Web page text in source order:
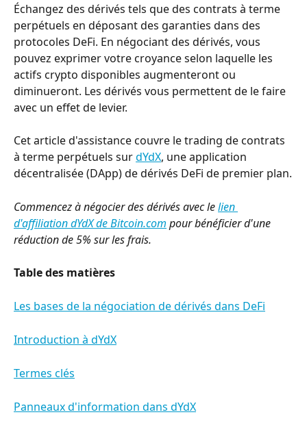
Échangez des dérivés tels que des contrats à terme
perpétuels en déposant des garanties dans des
protocoles DeFi. En négociant des dérivés, vous
pouvez exprimer votre croyance selon laquelle les
actifs crypto disponibles augmenteront ou
diminueront. Les dérivés vous permettent de le faire
avec un effet de levier.
Cet article d'assistance couvre le trading de contrats
à terme perpétuels sur dYdX, une application
décentralisée (DApp) de dérivés DeFi de premier plan.
Commencez à négocier des dérivés avec le lien
d'affiliation dYdX de Bitcoin.com pour bénéficier d'une
réduction de 5% sur les frais.
Table des matières
Les bases de la négociation de dérivés dans DeFi
Introduction à dYdX
Termes clés
Panneaux d'information dans dYdX